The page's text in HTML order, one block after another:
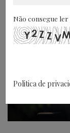
Não consegue
Politica de